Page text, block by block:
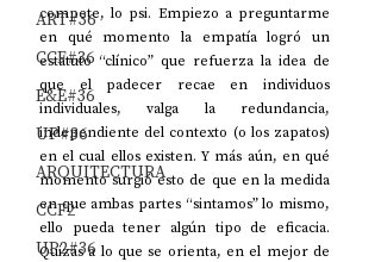
ART#36
CCF#36
E&E#36
UP#36
ARQUITECTURA
CCF2
UP2#36
compete, lo psi. Empiezo a preguntarme
en qué momento la empatía logró un
estatuto “clínico” que refuerza la idea de
que el padecer recae en individuos
individuales, valga la redundancia,
independiente del contexto (o los zapatos)
en el cual ellos existen. Y más aún, en qué
momento surgió esto de que en la medida
en que ambas partes “sintamos” lo mismo,
ello pueda tener algún tipo de eficacia.
Quizás a lo que se orienta, en el mejor de